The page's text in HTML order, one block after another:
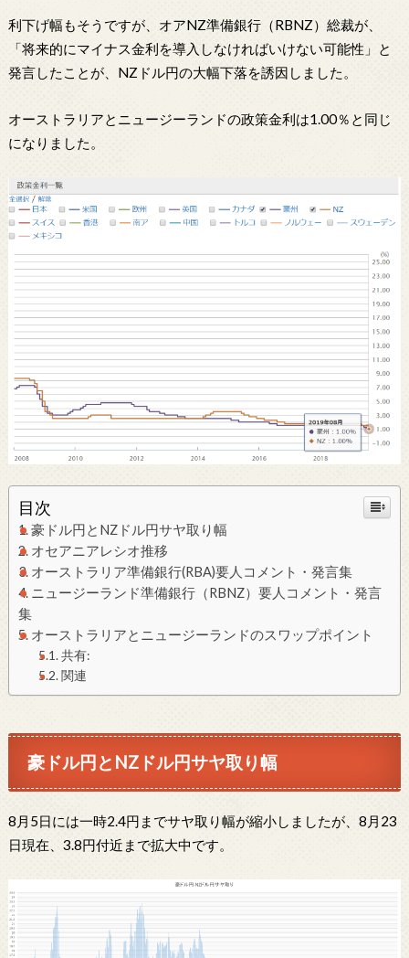
利下げ幅もそうですが、オアNZ準備銀行（RBNZ）総裁が、
「将来的にマイナス金利を導入しなければいけない可能性」と
発言したことが、NZドル円の大幅下落を誘因しました。
オーストラリアとニュージーランドの政策金利は1.00％と同じ
になりました。
目次
豪ドル円とNZドル円サヤ取り幅
オセアニアレシオ推移
オーストラリア準備銀行(RBA)要人コメント・発言集
ニュージーランド準備銀行（RBNZ）要人コメント・発言
集
オーストラリアとニュージーランドのスワップポイント
共有:
関連
豪ドル円とNZドル円サヤ取り幅
8月5日には一時2.4円までサヤ取り幅が縮小しましたが、8月23
日現在、3.8円付近まで拡大中です。